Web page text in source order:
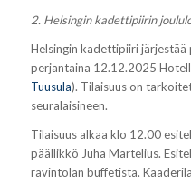
2. Helsingin kadettipiirin
Helsingin kadettipiiri järjestää
perjantaina 12.12.2025
Tuusula). Tilaisuus on
seuralaisineen.
Tilaisuus alkaa klo 12.00
päällikkö Juha Martelius.
ravintolan buffetista.